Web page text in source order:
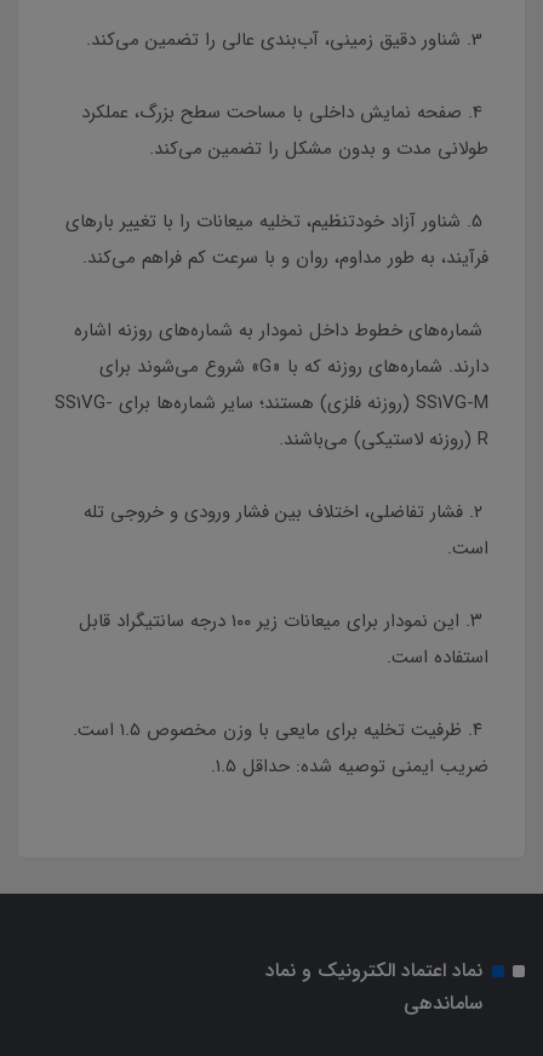
4. صفحه نمایش داخلی با مساحت سطح بزرگ، عملکرد
طولانی مدت و بدون مشکل را تضمین می‌کند.
5. شناور آزاد خودتنظیم، تخلیه میعانات را با تغییر بارهای
فرآیند، به طور مداوم، روان و با سرعت کم فراهم می‌کند.
شماره‌های خطوط داخل نمودار به شماره‌های روزنه اشاره
دارند. شماره‌های روزنه که با «G» شروع می‌شوند برای
SS1VG-M (روزنه فلزی) هستند؛ سایر شماره‌ها برای SS1VG-
R (روزنه لاستیکی) می‌باشند.
۲. فشار تفاضلی، اختلاف بین فشار ورودی و خروجی تله
است.
۳. این نمودار برای میعانات زیر ۱۰۰ درجه سانتیگراد قابل
استفاده است.
۴. ظرفیت تخلیه برای مایعی با وزن مخصوص ۱.۵ است.
ضریب ایمنی توصیه شده: حداقل ۱.۵.
نماد اعتماد الکترونیک و نماد
ساماندهی